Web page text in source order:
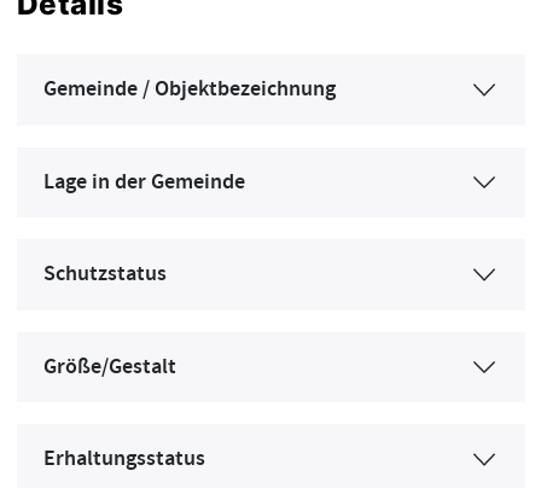
Gemeinde / Objektbezeichnung
Lage in der Gemeinde
Schutzstatus
Größe/Gestalt
Erhaltungsstatus